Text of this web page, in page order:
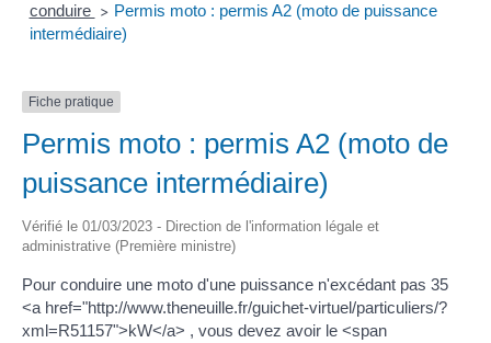
conduire > Permis moto : permis A2 (moto de puissance
intermédiaire)
Fiche pratique
Permis moto : permis A2 (moto de
puissance intermédiaire)
Vérifié le 01/03/2023 - Direction de l'information légale et
administrative (Première ministre)
Pour conduire une moto d'une puissance n'excédant pas 35
<a href="http://www.theneuille.fr/guichet-virtuel/particuliers/?
xml=R51157">kW</a> , vous devez avoir le <span